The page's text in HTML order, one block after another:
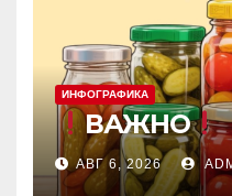
ИНФОГРАФИКА
ВАЖНО
АВГ 6, 2026